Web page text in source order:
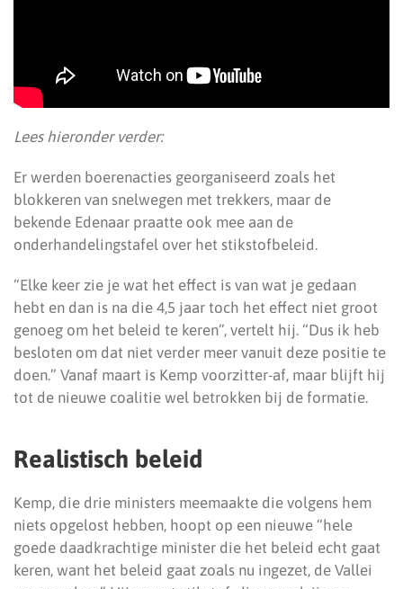
Lees hieronder verder:
Er werden boerenacties georganiseerd zoals het
blokkeren van snelwegen met trekkers, maar de
bekende Edenaar praatte ook mee aan de
onderhandelingstafel over het stikstofbeleid.
“Elke keer zie je wat het effect is van wat je gedaan
hebt en dan is na die 4,5 jaar toch het effect niet groot
genoeg om het beleid te keren”, vertelt hij. “Dus ik heb
besloten om dat niet verder meer vanuit deze positie te
doen.” Vanaf maart is Kemp voorzitter-af, maar blijft hij
tot de nieuwe coalitie wel betrokken bij de formatie.
Realistisch beleid
Kemp, die drie ministers meemaakte die volgens hem
niets opgelost hebben, hoopt op een nieuwe “hele
goede daadkrachtige minister die het beleid echt gaat
keren, want het beleid gaat zoals nu ingezet, de Vallei